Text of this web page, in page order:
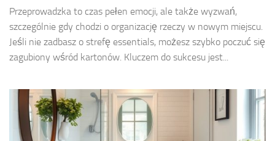
Przeprowadzka to czas pełen emocji, ale także wyzwań,
szczególnie gdy chodzi o organizację rzeczy w nowym miejscu.
Jeśli nie zadbasz o strefę essentials, możesz szybko poczuć się
zagubiony wśród kartonów. Kluczem do sukcesu jest...